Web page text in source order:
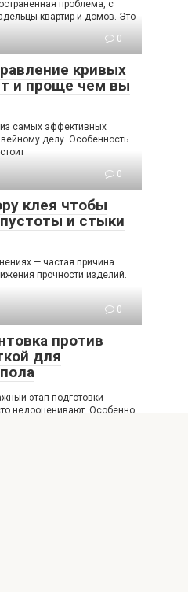
проблема, с
квартир и домов. Это
0
кривых
и проще чем вы
самых эффективных
делу. Особенность
0
клея чтобы
и стыки
— частая причина
прочности изделий.
0
против
для
этап подготовки
недооценивают. Особенно